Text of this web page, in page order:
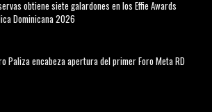
obtiene siete galardones en los Effie Awards
Dominicana 2026
Paliza encabeza apertura del primer Foro Meta RD